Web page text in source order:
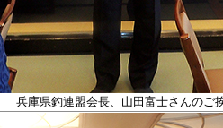
兵庫県釣連盟会長、山田富士さんのご